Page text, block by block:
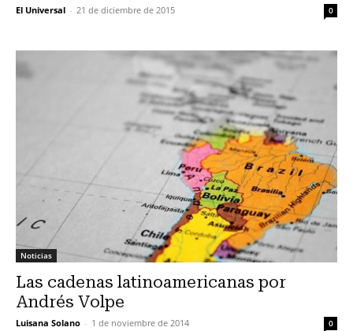
El Universal - 21 de diciembre de 2015 0
Noticias
Las cadenas latinoamericanas por
Andrés Volpe
Luisana Solano - 1 de noviembre de 2014 0